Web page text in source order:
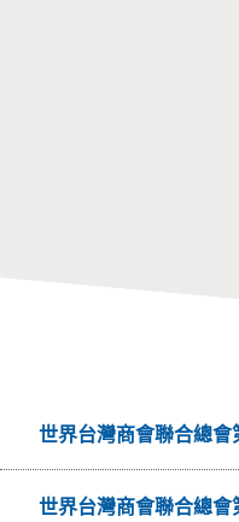
世界台灣商會聯合總
世界台灣商會聯合總會